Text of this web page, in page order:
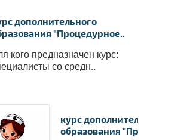
дополнительного
"Процедурное..
кого предназначен курс:
со средн..
курс дополнительного
образования